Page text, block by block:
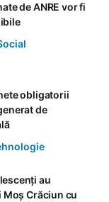
de ANRE vor fi
obligatorii
de
au
Crăciun cu